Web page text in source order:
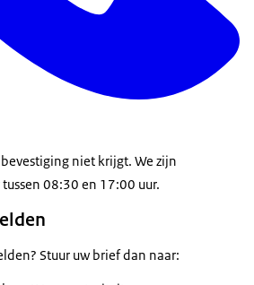
bevestiging niet krijgt. We zijn
08:30 en 17:00 uur.
Stuur uw brief dan naar: